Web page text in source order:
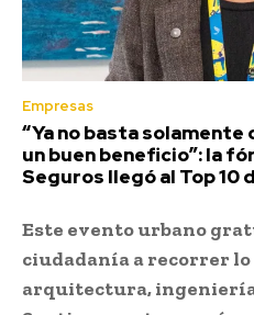
Empresas
“Ya no basta solamente
un buen beneficio”: la
Seguros llegó al Top 10
Este evento urbano
ciudadanía a recorrer lo
arquitectura, ingeniería